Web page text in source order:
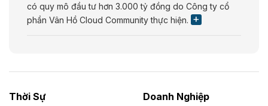
có quy mô đầu tư hơn 3.000 tỷ đồng do Công ty cổ
phần Vân Hồ Cloud Community thực hiện.
Dự án Nhà máy xử lý rác và phát điện Bắc Giang do
Thời Sự Doanh Nghiệp